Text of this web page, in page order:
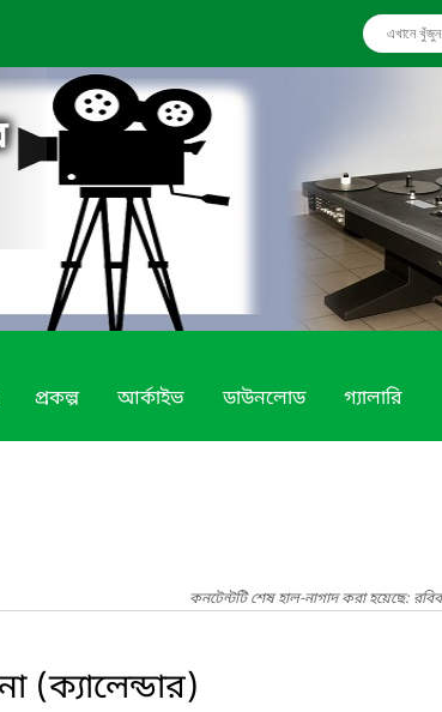
প্রকল্প আর্কাইভ ডাউনলোড গ্যালারি
কনটেন্টটি শেষ হাল-নাগাদ করা হয়েছে:
(ক্যালেন্ডার)